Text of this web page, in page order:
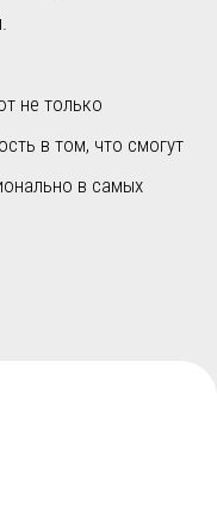
не только
в том, что смогут
в самых